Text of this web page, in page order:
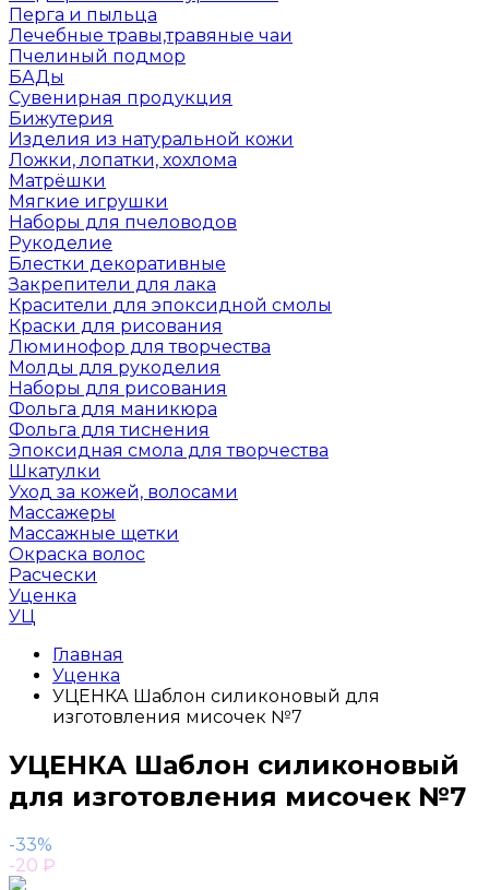
Перга и пыльца
Лечебные травы,травяные чаи
Пчелиный подмор
БАДы
Сувенирная продукция
Бижутерия
Изделия из натуральной кожи
Ложки, лопатки, хохлома
Матрёшки
Мягкие игрушки
Наборы для пчеловодов
Рукоделие
Блестки декоративные
Закрепители для лака
Красители для эпоксидной смолы
Краски для рисования
Люминофор для творчества
Молды для рукоделия
Наборы для рисования
Фольга для маникюра
Фольга для тиснения
Эпоксидная смола для творчества
Шкатулки
Уход за кожей, волосами
Массажеры
Массажные щетки
Окраска волос
Расчески
Уценка
УЦ
Главная
Уценка
УЦЕНКА Шаблон силиконовый для
изготовления мисочек №7
УЦЕНКА Шаблон силиконовый
для изготовления мисочек №7
-33%
-20 ₽